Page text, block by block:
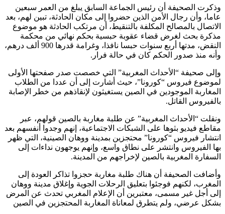
وذكرت الصحيفة أن رئيس الجماعة السابق يبلغ من العمر سبعين
عاما، وأن رجال الأمن الذين حضروا إلى مكان الحادثة، تبين لهم، بعد
الاتصال بالمصالح المكلفة بالتنقيط، أن مرتكب الحادثة هو موضوع
مذكرة بحث لغرض قضاء عقوبة حبسية بحكم نهائي من محكمة
النقض، مدتها أربع سنوات حبسا نافذا، وغرامة قدرها 900 ألف درهم،
وأنه منذ صدور الحكم كان في حالة فرار.
وإلى صحيفة “الأحداث المغربية” التي خصصت صدر صفحتها الأولى
لموضوع فيروس “كورونا”، حيث أشارت إلى أن عددا من الطلاب
المغاربة الموجودين في الصين يستغيثون لإنقاذهم من خطر الإصابة
بالفيروس القاتل.
ونقلت “الأحداث المغربية” عن طلبة مغاربة بالصين قولهم، عبر
مقاطع فيديو بثوها على الشبكات الاجتماعية، إنهم وجدوا أنفسهم بعد
انتشار فيروس “كورونا” محتجزين بمدينة ووهان الصينية، التي ظهر
بها الفيروس وانتشر على نطاق واسع، وإنهم يوجهون نداءات إلى
السفارة المغربية بالصين لإخراجهم من المدينة.
وأضافت الصحيفة أن هناك طلبة مغاربة حجزوا تذاكر العودة إلى
المغرب، لكنهم فوجئوا بتعليق الرحلات الجوية وإغلاق مدينة ووهان
إلى أجل غير مسمى، معتبرين أن الإعلام المغربي تحدث عن المرض
بشكل عرضي، ولم يتطرق لمعاناة المغاربة المحتجزين في الصين